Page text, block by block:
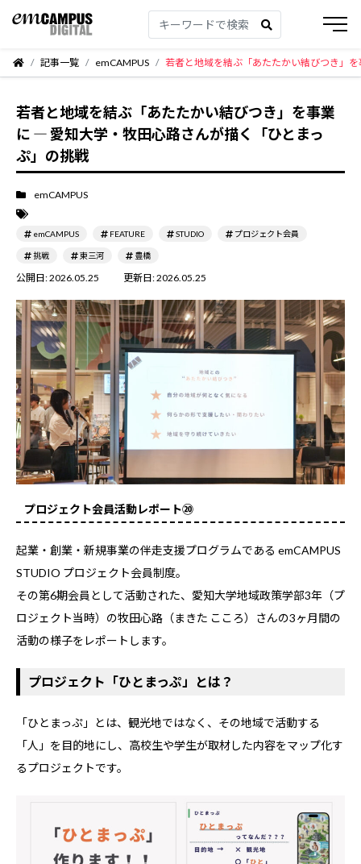
記事一覧 emCAMPUS 若者と地域を結ぶ「あたたかい結びつき」
若者と地域を結ぶ「あたたかい結びつき」を事業
に ― 愛知大学・牧田心路さんが描く「ひとまっ
ぷ」の挑戦
emCAMPUS
emCAMPUS FEATURE STUDIO プロジェクト会員
挑戦 東三河 豊橋
公開日:2026.05.25 更新日:2026.05.25
プロジェクト会員活動レポート⑳
起業・創業・新規事業の伴走支援プログラムである emCAMPUS
STUDIO プロジェクト会員制度。
その第6期会員として活動された、愛知大学地域政策学部3年（プ
ロジェクト当時）の牧田心路（まきた こころ）さんの3ヶ月間の
活動の様子をレポートします。
プロジェクト「ひとまっぷ」とは？
「ひとまっぷ」とは、観光地ではなく、その地域で活動する
「人」を目的地にし、高校生や学生が取材した内容をマップ化す
るプロジェクトです。